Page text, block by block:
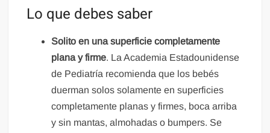
Lo que debes saber
Solito en una superficie completamente
plana y firme. La Academia Estadounidense
de Pediatría recomienda que los bebés
duerman solos solamente en superficies
completamente planas y firmes, boca arriba
y sin mantas, almohadas o bumpers. Se